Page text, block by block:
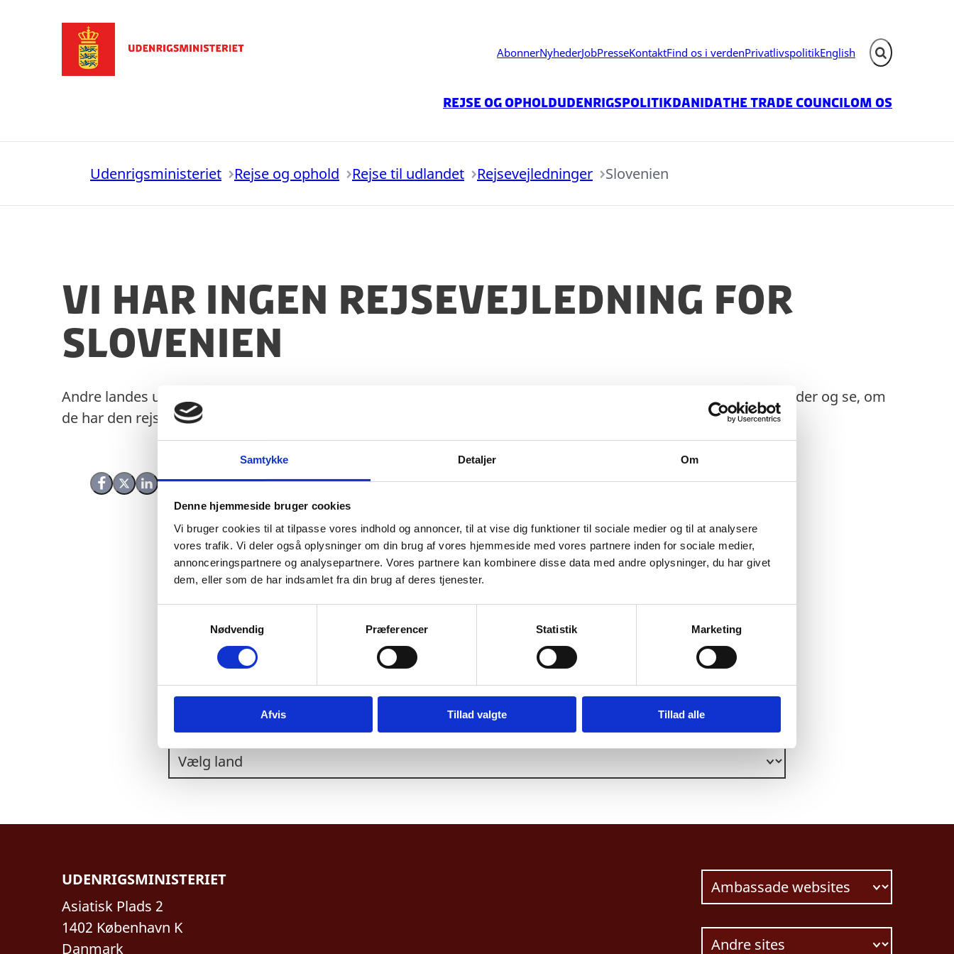
Samtykke Detaljer Om
Denne hjemmeside bruger cookies
Vi bruger cookies til at tilpasse vores indhold og annoncer, til at vise dig funktioner til sociale medier og til at analysere
vores trafik. Vi deler også oplysninger om din brug af vores hjemmeside med vores partnere inden for sociale medier,
annonceringspartnere og analysepartnere. Vores partnere kan kombinere disse data med andre oplysninger, du har givet
dem, eller som de har indsamlet fra din brug af deres tjenester.
v
Nødvendig Præferencer Statistik Marketing
Afvis Tillad valgte Tillad alle
AbonnerNyhederJobPresseKontaktFind os i verdenPrivatlivspolitikEnglish Fold søgefelt ud
Rejse og opholdUdenrigspolitikDanidaThe Trade CouncilOm os
Udenrigsministeriet Rejse og ophold Rejse til udlandet Rejsevejledninger Slovenien
Vi har ingen rejsevejledning for
Slovenien
Del på Facebook
Del på X (Twitter)
Del på LinkedIn
Andre landes udenrigsministerier laver også rejsevejledninger. Nogle af disse lande kan du finde i boksen herunder og se, om
de har den rejsevejledning, du leder efter.
VÆLG ET LAND:
UDENRIGSMINISTERIET
Asiatisk Plads 2
1402 København K
Danmark